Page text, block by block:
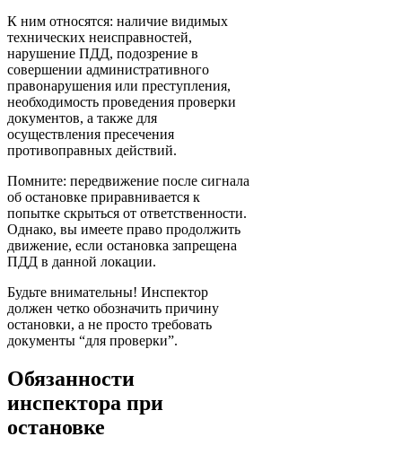
К ним относятся: наличие видимых
технических неисправностей,
нарушение ПДД, подозрение в
совершении административного
правонарушения или преступления,
необходимость проведения проверки
документов, а также для
осуществления пресечения
противоправных действий.
Помните: передвижение после сигнала
об остановке приравнивается к
попытке скрыться от ответственности.
Однако, вы имеете право продолжить
движение, если остановка запрещена
ПДД в данной локации.
Будьте внимательны! Инспектор
должен четко обозначить причину
остановки, а не просто требовать
документы “для проверки”.
Обязанности
инспектора при
остановке